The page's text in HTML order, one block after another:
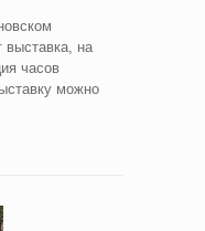
выставка, на
часов
можно